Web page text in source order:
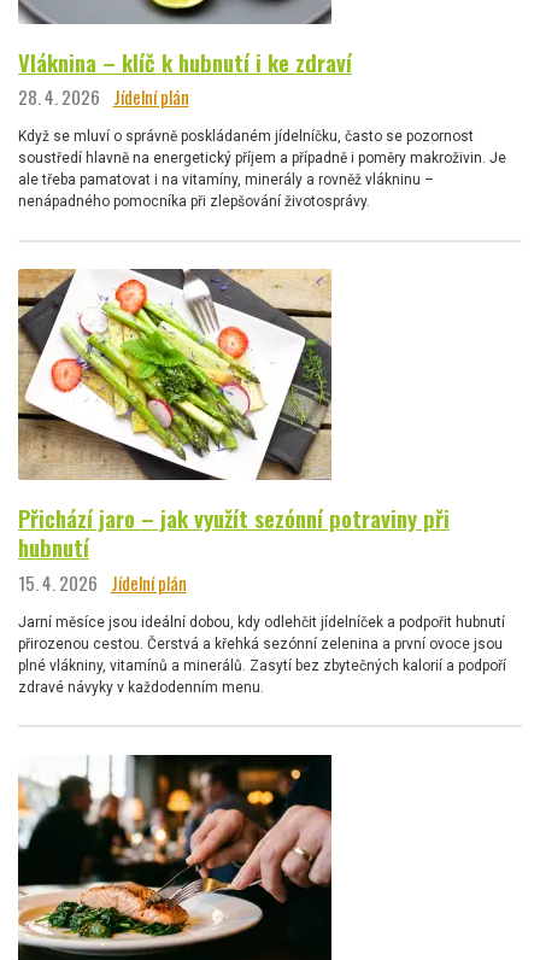
Vláknina – klíč k hubnutí i ke zdraví
28. 4. 2026 Jídelní plán
Když se mluví o správně poskládaném jídelníčku, často se pozornost
soustředí hlavně na energetický příjem a případně i poměry makroživin. Je
ale třeba pamatovat i na vitamíny, minerály a rovněž vlákninu –
nenápadného pomocníka při zlepšování životosprávy.
Přichází jaro – jak využít sezónní potraviny při
hubnutí
15. 4. 2026 Jídelní plán
Jarní měsíce jsou ideální dobou, kdy odlehčit jídelníček a podpořit hubnutí
přirozenou cestou. Čerstvá a křehká sezónní zelenina a první ovoce jsou
plné vlákniny, vitamínů a minerálů. Zasytí bez zbytečných kalorií a podpoří
zdravé návyky v každodenním menu.